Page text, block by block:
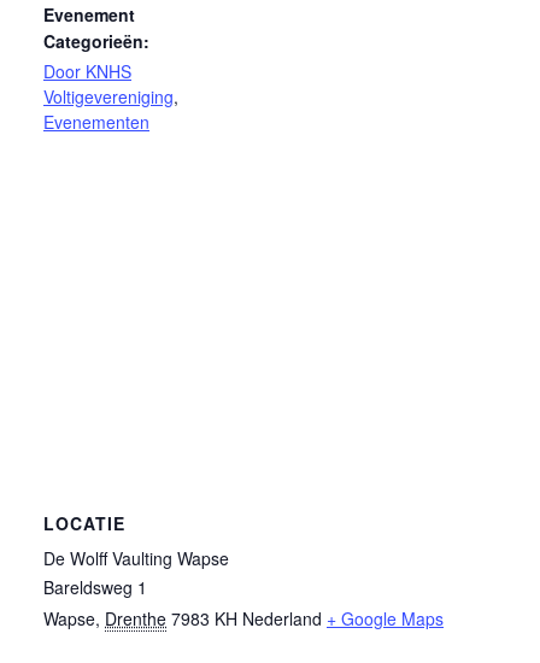
Evenement
Categorieën:
Door KNHS
Voltigevereniging,
Evenementen
LOCATIE
De Wolff Vaulting Wapse
Bareldsweg 1
Wapse, Drenthe 7983 KH Nederland + Google Maps